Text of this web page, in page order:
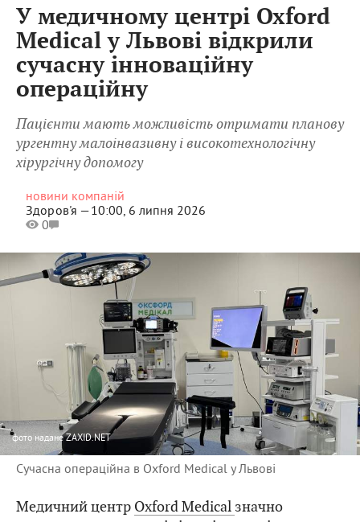
У медичному центрі Oxford
Medical у Львові відкрили
сучасну інноваційну
операційну
Пацієнти мають можливість отримати планову
ургентну малоінвазивну і високотехнологічну
хірургічну допомогу
новини компаній
Здоров'я —10:00, 6 липня 2026
0
фото надане ZAXID.NET
Сучасна операційна в Oxford Medical у Львові
Медичний центр Oxford Medical значно